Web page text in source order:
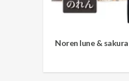
Noren lune & sakura